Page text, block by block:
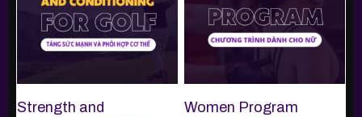
Strength and
Women Program